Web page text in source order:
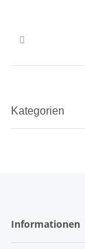
Kategorien
Informationen